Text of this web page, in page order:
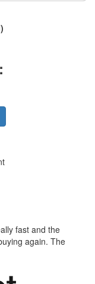
fast and the
again. The